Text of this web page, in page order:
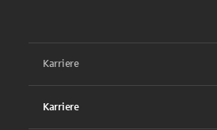
Karriere
Karriere